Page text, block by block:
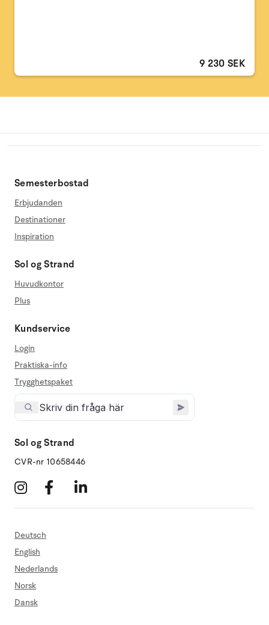
9 230 SEK
Semesterbostad
Erbjudanden
Destinationer
Inspiration
Sol og Strand
Huvudkontor
Plus
Kundservice
Login
Praktiska-info
Trygghetspaket
Sol og Strand
CVR-nr 10658446
Deutsch
English
Nederlands
Norsk
Dansk